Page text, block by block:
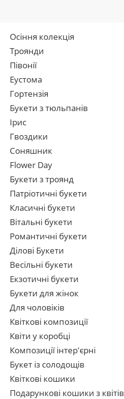
Осіння колекція
Троянди
Півонії
Еустома
Гортензія
Букети з тюльпанів
Ірис
Гвоздики
Соняшник
Flower Day
Букети з троянд
Патріотичні букети
Класичні букети
Вітальні букети
Романтичні букети
Ділові Букети
Весільні букети
Екзотичні букети
Букети для жінок
Для чоловіків
Квіткові композиції
Квіти у коробці
Композиції інтер'єрні
Букет із солодощів
Квіткові кошики
Подарункові кошики з квітів